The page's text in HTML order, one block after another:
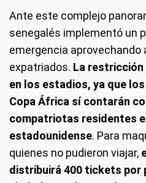
Ante este complejo
senegalés implementó un
emergencia aprovechando
expatriados. La restricción
en los estadios, ya que
Copa África sí contarán
compatriotas residentes
estadounidense. Para
quienes no pudieron viajar,
distribuirá 400 tickets por